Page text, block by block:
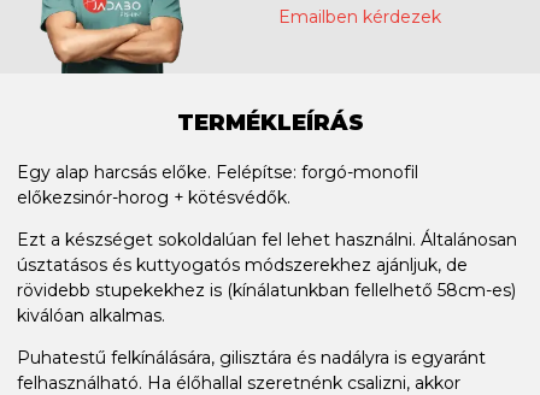
Emailben kérdezek
TERMÉKLEÍRÁS
Egy alap harcsás előke. Felépítse: forgó-monofil
előkezsinór-horog + kötésvédők.
Ezt a készséget sokoldalúan fel lehet használni. Általánosan
úsztatásos és kuttyogatós módszerekhez ajánljuk, de
rövidebb stupekekhez is (kínálatunkban fellelhető 58cm-es)
kiválóan alkalmas.
Puhatestű felkínálására, gilisztára és nadályra is egyaránt
felhasználható. Ha élőhallal szeretnénk csalizni, akkor